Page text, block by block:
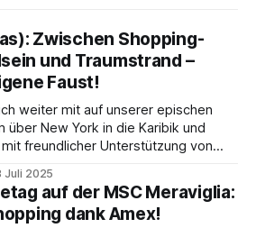
Zwischen Shopping-
und Traumstrand –
Faust!
weiter mit auf unserer epischen
über New York in die Karibik und
freundlicher Unterstützung von
unsere Meinungen und
immer 100 % echt und unsere
Juli 2025
auf der MSC Meraviglia:
dank Amex!